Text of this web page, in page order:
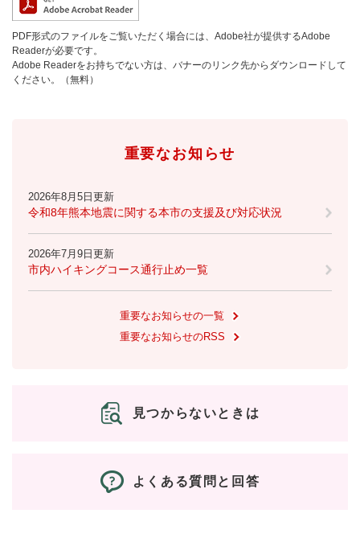
PDF形式のファイルをご覧いただく場合には、Adobe社が提供するAdobe
Readerが必要です。
Adobe Readerをお持ちでない方は、バナーのリンク先からダウンロードして
ください。（無料）
重要なお知らせ
2026年8月5日更新
令和8年熊本地震に関する本市の支援及び対応状況
2026年7月9日更新
市内ハイキングコース通行止め一覧
重要なお知らせの一覧
重要なお知らせのRSS
見つからないときは
よくある質問と回答